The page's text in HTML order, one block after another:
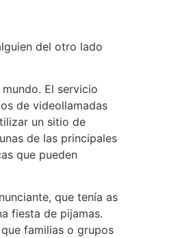
del otro lado
El servicio
de videollamadas
un sitio de
de las principales
que pueden
que tenía as
fiesta de pijamas.
familias o grupos